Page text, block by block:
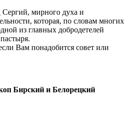
мирного духа и
которая, по словам многих
из главных добродетелей
Вам понадобится совет или
Бирский и Белорецкий